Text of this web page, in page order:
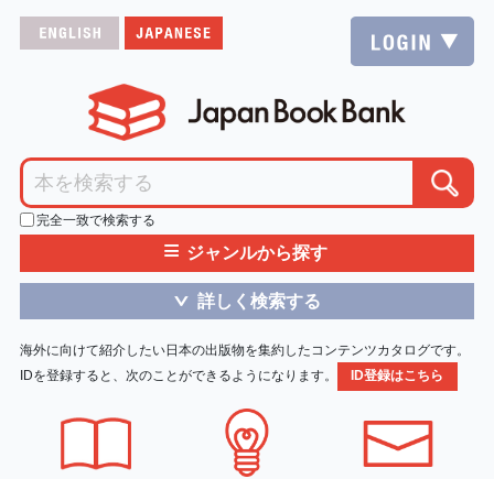
完全一致で検索する
≡ ジャンルから探す
＞ 詳しく検索する
海外に向けて紹介したい日本の出版物を集約したコンテンツカタログです。
IDを登録すると、次のことができるようになります。
ID登録はこちら